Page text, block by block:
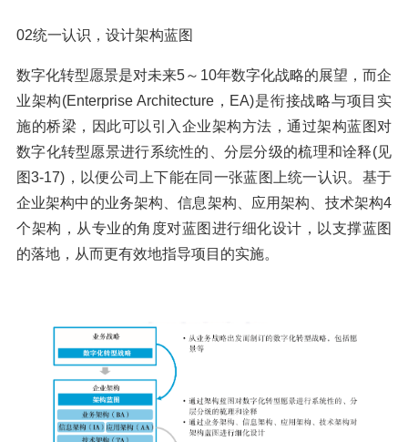
02统一认识，设计架构蓝图
数字化转型愿景是对未来5～10年数字化战略的展望，而企
业架构(Enterprise Architecture，EA)是衔接战略与项目实
施的桥梁，因此可以引入企业架构方法，通过架构蓝图对
数字化转型愿景进行系统性的、分层分级的梳理和诠释(见
图3-17)，以便公司上下能在同一张蓝图上统一认识。基于
企业架构中的业务架构、信息架构、应用架构、技术架构4
个架构，从专业的角度对蓝图进行细化设计，以支撑蓝图
的落地，从而更有效地指导项目的实施。